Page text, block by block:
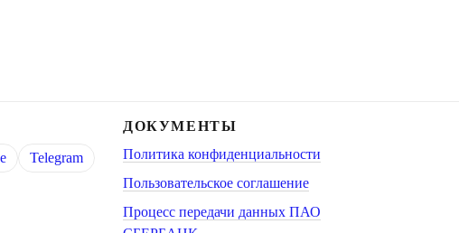
Telegram
ДОКУМЕНТЫ
Политика конфиденциальности
Пользовательское соглашение
Процесс передачи данных ПАО